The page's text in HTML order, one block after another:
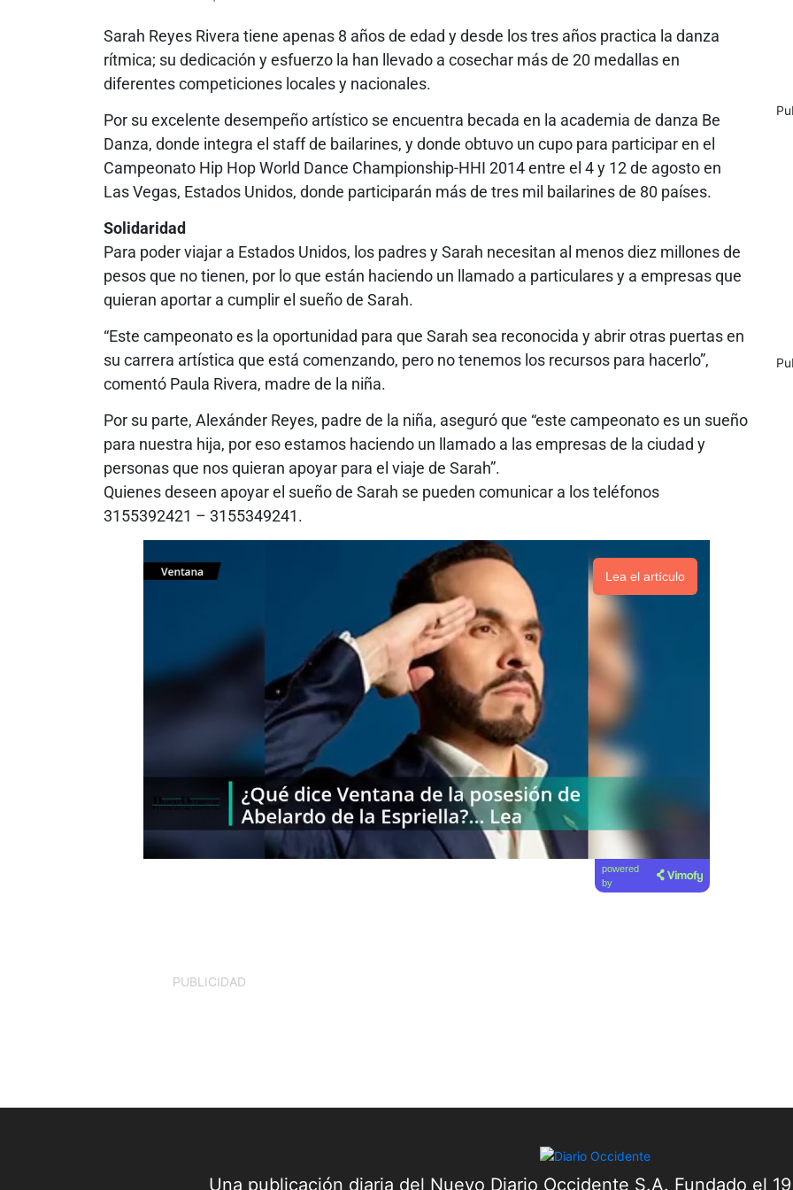
Sarah Reyes Rivera tiene apenas 8 años de edad y desde los tres años practica la danza
rítmica; su dedicación y esfuerzo la han llevado a cosechar más de 20 medallas en
diferentes competiciones locales y nacionales.
Por su excelente desempeño artístico se encuentra becada en la academia de danza Be
Danza, donde integra el staff de bailarines, y donde obtuvo un cupo para participar en el
Campeonato Hip Hop World Dance Championship-HHI 2014 entre el 4 y 12 de agosto en
Las Vegas, Estados Unidos, donde participarán más de tres mil bailarines de 80 países.
Solidaridad
Para poder viajar a Estados Unidos, los padres y Sarah necesitan al menos diez millones de
pesos que no tienen, por lo que están haciendo un llamado a particulares y a empresas que
quieran aportar a cumplir el sueño de Sarah.
“Este campeonato es la oportunidad para que Sarah sea reconocida y abrir otras puertas en
su carrera artística que está comenzando, pero no tenemos los recursos para hacerlo”,
comentó Paula Rivera, madre de la niña.
Por su parte, Alexánder Reyes, padre de la niña, aseguró que “este campeonato es un sueño
para nuestra hija, por eso estamos haciendo un llamado a las empresas de la ciudad y
personas que nos quieran apoyar para el viaje de Sarah”.
Quienes deseen apoyar el sueño de Sarah se pueden comunicar a los teléfonos
3155392421 – 3155349241.
Lea el artículo
powered
by
PUBLICIDAD
Una publicación diaria del Nuevo Diario Occidente S.A. Fundado el